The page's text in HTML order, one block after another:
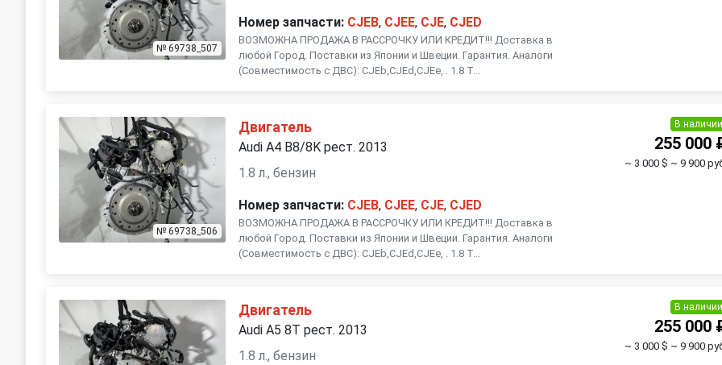
№ 69738_507
Номер запчасти: CJEB, CJEE, CJE, CJED
ВОЗМОЖНА ПРОДАЖА В РАССРОЧКУ ИЛИ КРЕДИТ!!! Доставка в
любой Город. Поставки из Японии и Швеции. Гарантия. Аналоги
(Совместимость с ДВС): CJEb,CJEd,CJEe, . 1.8 Т...
№ 69738_506
Двигатель
Audi A4 B8/8K рест. 2013
1.8 л., бензин
Номер запчасти: CJEB, CJEE, CJE, CJED
ВОЗМОЖНА ПРОДАЖА В РАССРОЧКУ ИЛИ КРЕДИТ!!! Доставка в
любой Город. Поставки из Японии и Швеции. Гарантия. Аналоги
(Совместимость с ДВС): CJEb,CJEd,CJEe, . 1.8 Т...
В наличии
255 000
~ 3 000 $ ~ 9 900
Двигатель
Audi A5 8T рест. 2013
1.8 л., бензин
В наличии
255 000
~ 3 000 $ ~ 9 900